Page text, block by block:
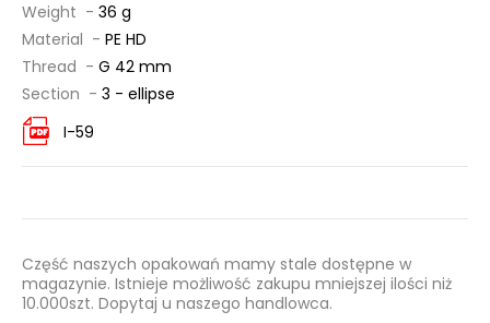
Weight - 36 g
Material - PE HD
Thread - G 42 mm
Section - 3 - ellipse
I-59
Część naszych opakowań mamy stale dostępne w
magazynie. Istnieje możliwość zakupu mniejszej ilości niż
10.000szt. Dopytaj u naszego handlowca.